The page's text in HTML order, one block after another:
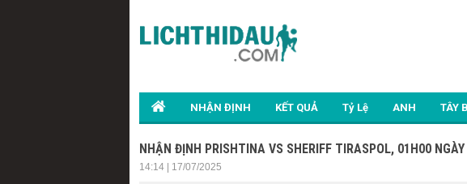
NHẬN ĐỊNH KẾT QUẢ Tỷ Lệ ANH TÂY
NHẬN ĐỊNH PRISHTINA VS SHERIFF TIRASPOL, 01H00
14:14 | 17/07/2025